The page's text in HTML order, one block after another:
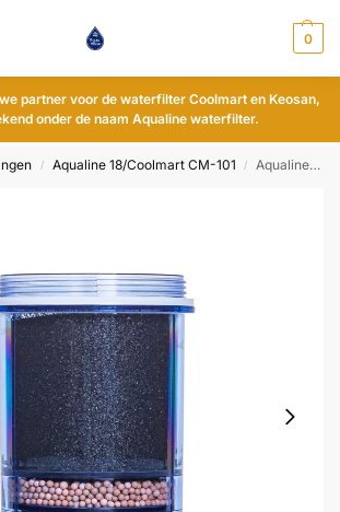
0
partner voor de waterfilter Coolmart en Keosan,
onder de naam Aqualine waterfilter.
/ Aqualine 18/Coolmart CM-101 / Aqualine 18/CM-101 meerstappenfilter pH-neutraal